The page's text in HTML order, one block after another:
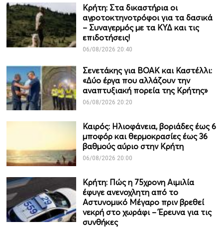
Κρήτη: Στα δικαστήρια οι
αγροτοκτηνοτρόφοι για τα δασικά
– Συναγερμός με τα ΚΥΔ και τις
επιδοτήσεις!
06/08/2026 20:40
Σενετάκης για ΒΟΑΚ και Καστέλλι:
«Δύο έργα που αλλάζουν την
αναπτυξιακή πορεία της Κρήτης»
06/08/2026 20:20
Καιρός: Ηλιοφάνεια, βοριάδες έως 6
μποφόρ και θερμοκρασίες έως 36
βαθμούς αύριο στην Κρήτη
06/08/2026 20:00
Κρήτη: Πώς η 75χρονη Αιμιλία
έφυγε ανενοχλητη από το
Αστυνομικό Μέγαρο πριν βρεθεί
νεκρή στο χωράφι – Έρευνα για τις
συνθήκες